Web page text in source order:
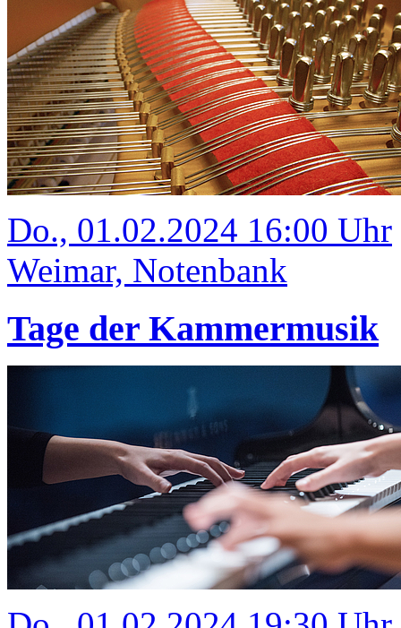
Do., 01.02.2024 16:00 Uhr
Weimar, Notenbank
Tage der Kammermusik